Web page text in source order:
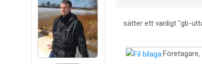
sätter ett vanligt "gb-